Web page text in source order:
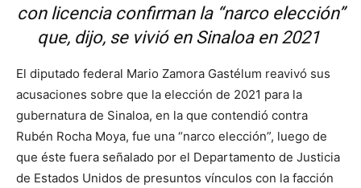
con licencia confirman la “narco elección”
que, dijo, se vivió en Sinaloa en 2021
El diputado federal Mario Zamora Gastélum reavivó sus
acusaciones sobre que la elección de 2021 para la
gubernatura de Sinaloa, en la que contendió contra
Rubén Rocha Moya, fue una “narco elección”, luego de
que éste fuera señalado por el Departamento de Justicia
de Estados Unidos de presuntos vínculos con la facción